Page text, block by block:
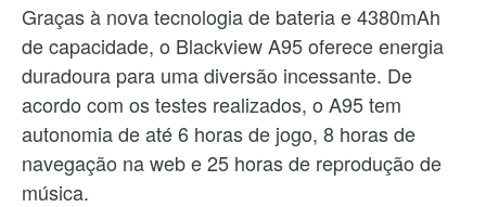
Graças à nova tecnologia de bateria e 4380mAh
de capacidade, o Blackview A95 oferece energia
duradoura para uma diversão incessante. De
acordo com os testes realizados, o A95 tem
autonomia de até 6 horas de jogo, 8 horas de
navegação na web e 25 horas de reprodução de
música.